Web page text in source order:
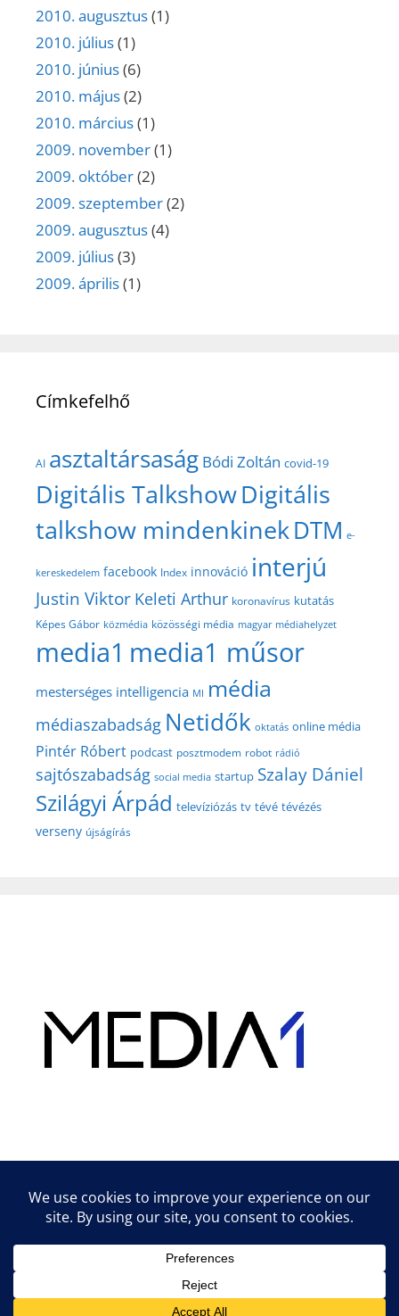
2010. augusztus(1)
2010. július(1)
2010. június(6)
2010. május(2)
2010. március(1)
2009. november(1)
2009. október(2)
2009. szeptember(2)
2009. augusztus(4)
2009. július(3)
2009. április(1)
Címkefelhő
AI asztaltársaság Bódi Zoltán covid-19
Digitális TalkshowDigitális
talkshow mindenkinekDTM e-
kereskedelem facebook Index innováció interjú
Justin Viktor Keleti Arthur koronavírus kutatás
Képes Gábor közmédia közösségi média magyar médiahelyzet
media1 media1 műsor
mesterséges intelligencia MI média
médiaszabadság Netidők oktatás online média
Pintér Róbert podcast posztmodem robot rádió
sajtószabadság social media startup Szalay Dániel
Szilágyi Árpád televíziózás tv tévé tévézés
verseny újságírás
Lifestyle tippek & trükkök
© 2026 vipcast.hu powered by Media1• Készült